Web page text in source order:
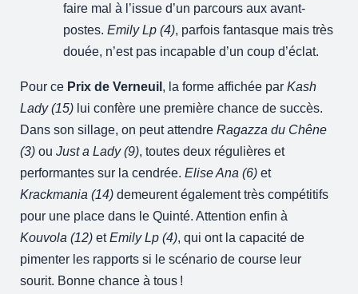
faire mal à l’issue d’un parcours aux avant-
postes.Emily Lp (4), parfois fantasque mais très
douée, n’est pas incapable d’un coup d’éclat.
Pour ce Prix de Verneuil , la forme affichée parKash
Lady (15) lui confère une première chance de succès.
Dans son sillage, on peut attendreRagazza du Chêne
(3) ouJust a Lady (9), toutes deux régulières et
performantes sur la cendrée.Elise Ana (6) et
Krackmania (14) demeurent également très compétitifs
pour une place dans le Quinté. Attention enfin à
Kouvola (12) etEmily Lp (4), qui ont la capacité de
pimenter les rapports si le scénario de course leur
sourit. Bonne chance à tous !